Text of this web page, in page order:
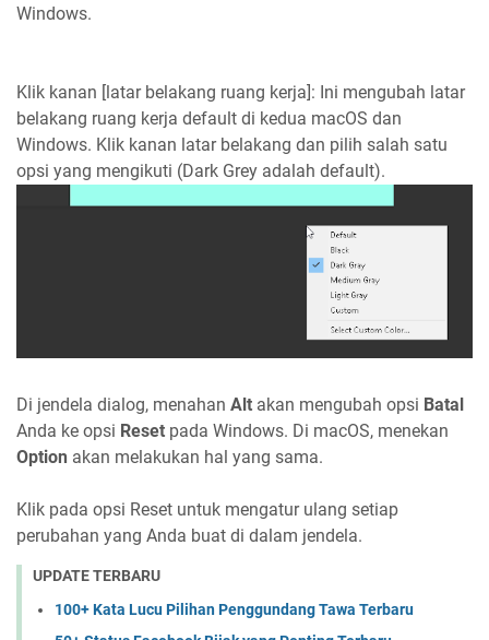
Windows.
Klik kanan [latar belakang ruang kerja]: Ini mengubah latar
belakang ruang kerja default di kedua macOS dan
Windows. Klik kanan latar belakang dan pilih salah satu
opsi yang mengikuti (Dark Grey adalah default).
Di jendela dialog, menahan Alt akan mengubah opsi Batal
Anda ke opsi Reset pada Windows. Di macOS, menekan
Option akan melakukan hal yang sama.
Klik pada opsi Reset untuk mengatur ulang setiap
perubahan yang Anda buat di dalam jendela.
UPDATE TERBARU
100+ Kata Lucu Pilihan Penggundang Tawa Terbaru